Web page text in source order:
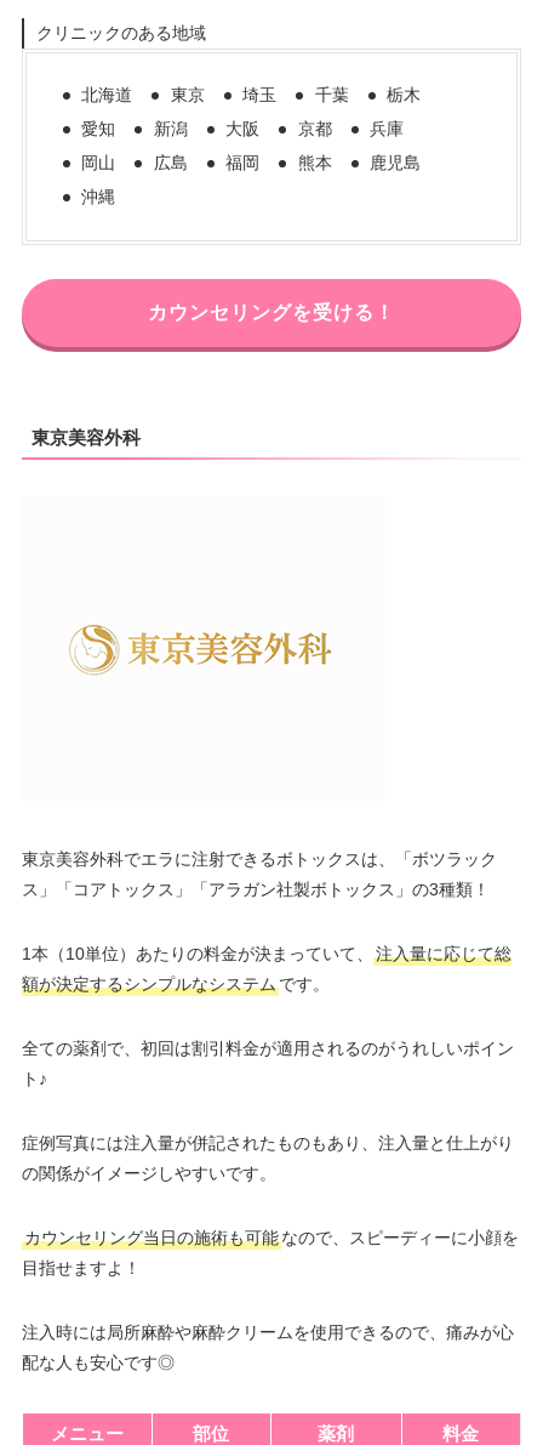
クリニックのある地域
北海道 東京 埼玉 千葉
栃木
愛知
新潟 大阪 京都
兵庫
岡山
広島 福岡 熊本
鹿児島
沖縄
カウンセリングを受ける！
東京美容外科
東京美容外科でエラに注射できるボトックスは、「ボツラック
ス」「コアトックス」「アラガン社製ボトックス」の3種類！
1本（10単位）あたりの料金が決まっていて、
注入量に応じて総
額が決定するシンプルなシステムです。
全ての薬剤で、初回は割引料金が適用されるのがうれしいポイン
ト♪
症例写真には注入量が併記されたものもあり、注入量と仕上がり
の関係がイメージしやすいです。
カウンセリング当日の施術も可能なので、スピーディーに小顔を
目指せますよ！
注入時には局所麻酔や麻酔クリームを使用できるので、痛みが心
配な人も安心です◎
メニュー 部位 薬剤 料金